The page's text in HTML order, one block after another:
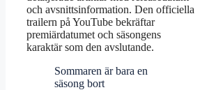
och avsnittsinformation. Den officiella
trailern på YouTube bekräftar
premiärdatumet och säsongens
karaktär som den avslutande.
Sommaren är bara en
säsong bort